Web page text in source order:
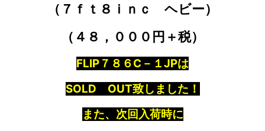
（７ｆｔ８ｉｎｃ ヘビー）
（４８，０００円＋税）
FLIP７８６C－１JPは
SOLD OUT致しました！
また、次回入荷時に